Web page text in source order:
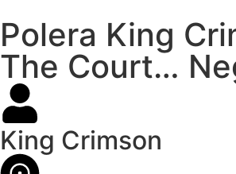
Polera King
The Court…
King Crimson